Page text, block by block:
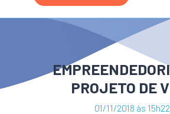
PROJETO DE
01/11/2018 às 15h22